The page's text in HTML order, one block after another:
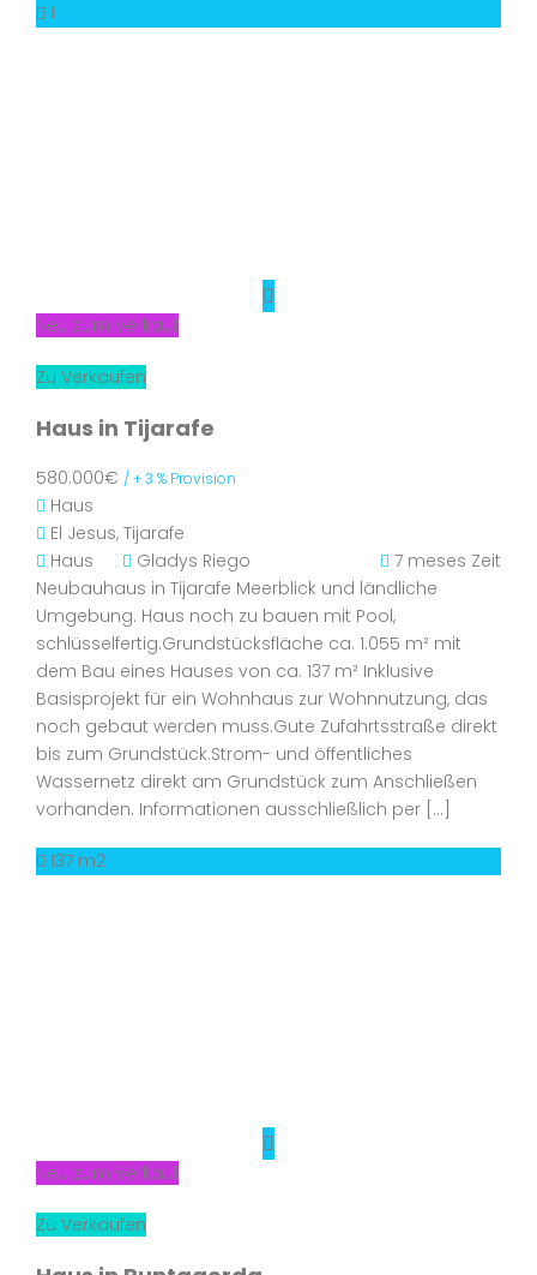
1
Neu zum Verkauf
Zu Verkaufen
Haus in Tijarafe
580.000€ / + 3 % Provision
Haus
El Jesus, Tijarafe
Haus
Gladys Riego
7 meses Zeit
Neubauhaus in Tijarafe Meerblick und ländliche
Umgebung. Haus noch zu bauen mit Pool,
schlüsselfertig.Grundstücksfläche ca. 1.055 m² mit
dem Bau eines Hauses von ca. 137 m² Inklusive
Basisprojekt für ein Wohnhaus zur Wohnnutzung, das
noch gebaut werden muss.Gute Zufahrtsstraße direkt
bis zum Grundstück.Strom- und öffentliches
Wassernetz direkt am Grundstück zum Anschließen
vorhanden. Informationen ausschließlich per […]
137 m2
Neu zum Verkauf
Zu Verkaufen